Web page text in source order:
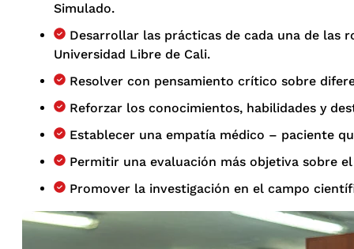
Simulado.
Desarrollar las prácticas de cada una de las
Universidad Libre de Cali.
Resolver con pensamiento crítico sobre
Reforzar los conocimientos, habilidades y
Establecer una empatía médico – paciente
Permitir una evaluación más objetiva sobre
Promover la investigación en el campo